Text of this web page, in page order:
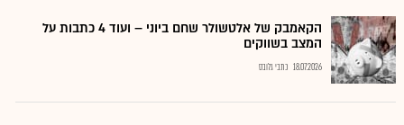
הקאמבק של אלטשולר שחם ביוני – ועוד 4 כתבות על
המצב בשווקים
18.07.2026 כתבי גלובס